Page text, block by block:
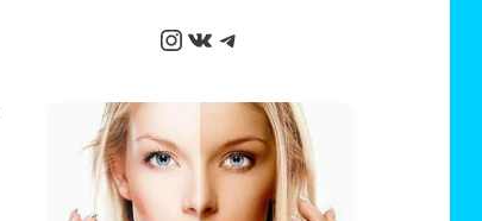
Instagram
ВКонтакте
Telegram